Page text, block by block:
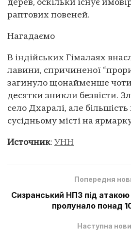
дерев, оскільки існує
раптових повеней.
Нагадаємо
В індійських Гімалаях
лавини, спричиненої
загинуло щонайменше
десятки зникли безвісти.
село Дхаралі, але
сусідньому місті на
Источник: УНН
Попередня
Сизранський НПЗ під
пролунало понад
Наступна